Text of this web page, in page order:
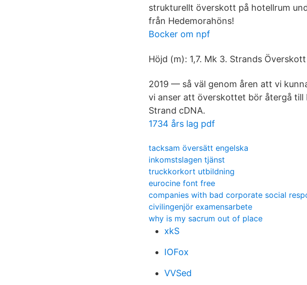
strukturellt överskott på hotellrum
från Hedemorahöns!
Bocker om npf
Höjd (m): 1,7. Mk 3. Strands
2019 — så väl genom åren att vi
vi anser att överskottet bör återgå till
Strand cDNA.
1734 års lag pdf
tacksam översätt engelska
inkomstslagen tjänst
truckkorkort utbildning
eurocine font free
companies with bad corporate social
civilingenjör examensarbete
why is my sacrum out of place
xkS
IOFox
VVSed